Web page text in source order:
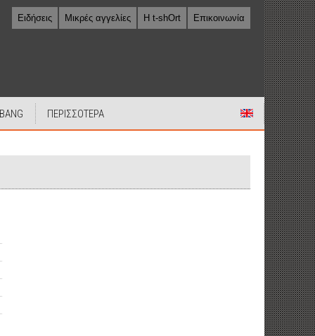
Ειδήσεις Μικρές αγγελίες Η t-shOrt Επικοινωνία
ΠΕΡΙΣΣΟΤΕΡΑ